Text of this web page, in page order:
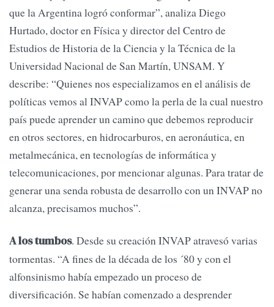
que la Argentina logró conformar”, analiza Diego
Hurtado, doctor en Física y director del Centro de
Estudios de Historia de la Ciencia y la Técnica de la
Universidad Nacional de San Martín, UNSAM. Y
describe: “Quienes nos especializamos en el análisis de
políticas vemos al INVAP como la perla de la cual nuestro
país puede aprender un camino que debemos reproducir
en otros sectores, en hidrocarburos, en aeronáutica, en
metalmecánica, en tecnologías de informática y
telecomunicaciones, por mencionar algunas. Para tratar de
generar una senda robusta de desarrollo con un INVAP no
alcanza, precisamos muchos”.
A los tumbos. Desde su creación INVAP atravesó varias
tormentas. “A fines de la década de los ´80 y con el
alfonsinismo había empezado un proceso de
diversificación. Se habían comenzado a desprender